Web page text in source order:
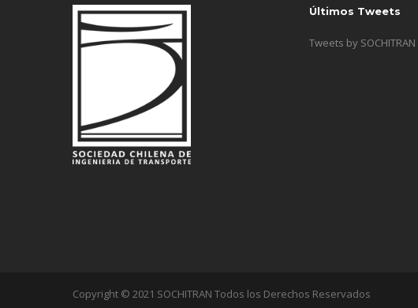
Últimos Tweets
Tweets by SOCHITRAN
Copyright © 2021 SOCHITRAN Todos los Derechos Reservados